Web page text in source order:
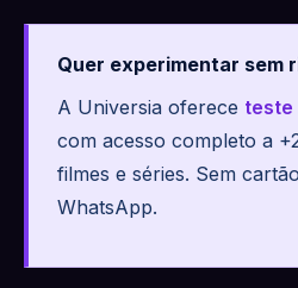
Quer experimentar sem
A Universia oferece teste
com acesso completo a
filmes e séries. Sem
WhatsApp.